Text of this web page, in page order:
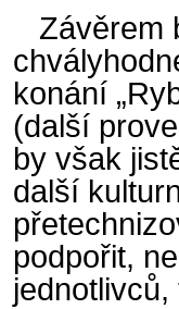
Závěrem
konání
(další
by však
další
podpořit,